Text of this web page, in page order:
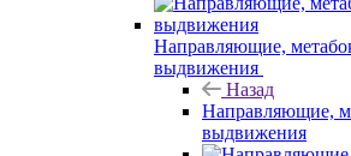
Направляющие,
выдвижения
Назад
Направляющие,
выдвижения